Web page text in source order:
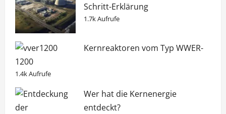
Schritt-Erklärung
1.7k Aufrufe
Kernreaktoren vom Typ WWER-
1200
1.4k Aufrufe
Wer hat die Kernenergie
entdeckt?